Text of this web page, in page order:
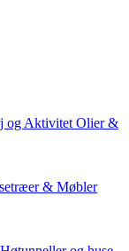
og Aktivitet Olier &
& Møbler